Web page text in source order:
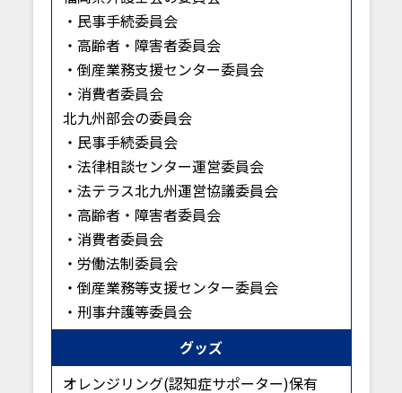
・民事手続委員会
・高齢者・障害者委員会
・倒産業務支援センター委員会
・消費者委員会
北九州部会の委員会
・民事手続委員会
・法律相談センター運営委員会
・法テラス北九州運営協議委員会
・高齢者・障害者委員会
・消費者委員会
・労働法制委員会
・倒産業務等支援センター委員会
・刑事弁護等委員会
グッズ
オレンジリング(認知症サポーター)保有